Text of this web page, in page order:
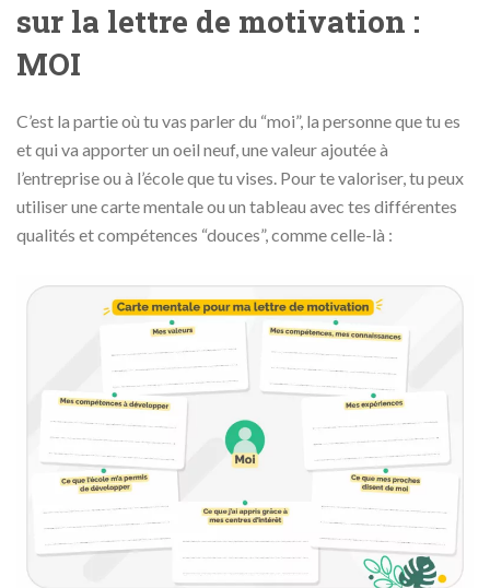
sur la lettre de motivation :
MOI
C’est la partie où tu vas parler du “moi”, la personne que tu es
et qui va apporter un oeil neuf, une valeur ajoutée à
l’entreprise ou à l’école que tu vises. Pour te valoriser, tu peux
utiliser une carte mentale ou un tableau avec tes différentes
qualités et compétences “douces”, comme celle-là :